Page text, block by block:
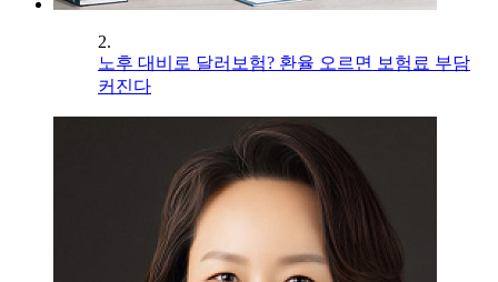
2.
노후 대비로 달러보험? 환율 오르면 보험료 부담
커진다